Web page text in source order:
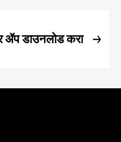
ॲप डाउनलोड करा